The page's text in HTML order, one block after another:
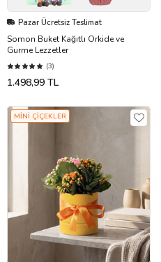
Pazar Ücretsiz Teslimat
Somon Buket Kağıtlı Orkide ve
Gurme Lezzetler
(3)
1.498,99 TL
MİNİ ÇİÇEKLER